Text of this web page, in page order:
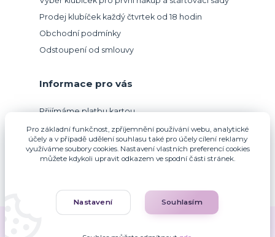
Prodej klubíček každý čtvrtek od 18 hodin
Obchodní podmínky
Odstoupení od smlouvy
Informace pro vás
Přijímáme platbu kartou.
Pro základní funkčnost, zpříjemnění používání webu, analytické
účely a v případě udělení souhlasu také pro účely cílení reklamy
využíváme soubory cookies. Nastavení vlastních preferencí cookies
můžete kdykoli upravit odkazem ve spodní části stránek.
Nastavení Souhlasím